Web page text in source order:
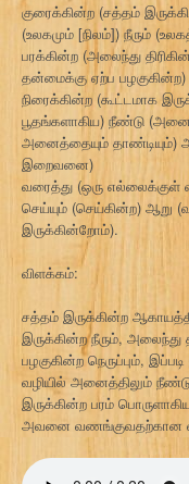
குரைக்கின்ற (சத்தம்
(உலகமும் [நிலம்]) நீரும்
பரக்கின்ற (அலைந்து
தன்மைக்கு ஏற்ப பழகுகின்ற)
நிரைக்கின்ற (கூட்டமாக
பூதங்களாகிய) நீண்டு
அனைத்தையும் தாண்டியும்)
இறைவனை)
வரைத்து (ஒரு
செய்யும் (செய்கின்ற) ஆறு
இருக்கின்றோம்).
விளக்கம்:
சத்தம் இருக்கின்ற
இருக்கின்ற நீரும், அலைந்து
பழகுகின்ற நெருப்பும்,
வழியில் அனைத்திலும்
இருக்கின்ற பரம்
அவனை வணங்குவதற்கான